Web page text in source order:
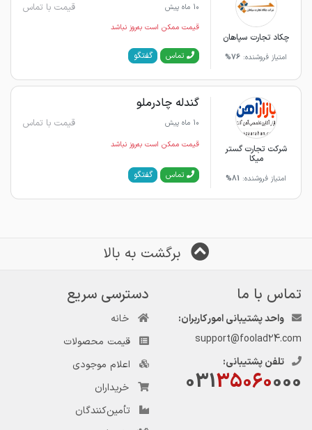
چکاد تجارت سپاهان
امتیاز فروشنده: 76%
10 ماه پیش قیمت با تماس
قیمت ممکن است به‌روز نباشد
تماس گفتگو
شرکت تجارت گستر
میکا
امتیاز فروشنده: 81%
گندله چادرملو
10 ماه پیش قیمت با تماس
قیمت ممکن است به‌روز نباشد
تماس گفتگو
برگشت به بالا
تماس با ما
واحد پشتیبانی امور کاربران:
support@foolad24.com
تلفن پشتیبانی:
03135060000
دسترسی سریع
خانه
قیمت محصولات
اعلام موجودی
خریداران
تأمین‌کنندگان